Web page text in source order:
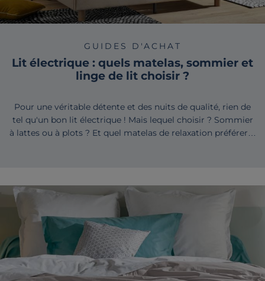
GUIDES D'ACHAT
Lit électrique : quels matelas, sommier et
linge de lit choisir ?
Pour une véritable détente et des nuits de qualité, rien de
tel qu'un bon lit électrique ! Mais lequel choisir ? Sommier
à lattes ou à plots ? Et quel matelas de relaxation préférer…